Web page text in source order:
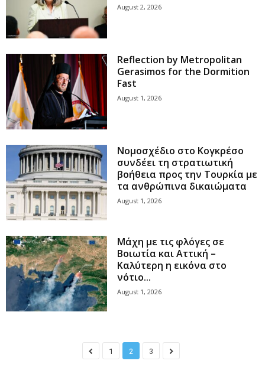
August 2, 2026
Reflection by Metropolitan
Gerasimos for the Dormition
Fast
August 1, 2026
Νομοσχέδιο στο Κογκρέσο
συνδέει τη στρατιωτική
βοήθεια προς την Τουρκία με
τα ανθρώπινα δικαιώματα
August 1, 2026
Μάχη με τις φλόγες σε
Βοιωτία και Αττική –
Καλύτερη η εικόνα στο
νότιο...
August 1, 2026
1 2 3